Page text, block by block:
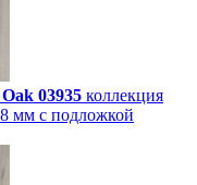
03935 коллекция
мм с подложкой